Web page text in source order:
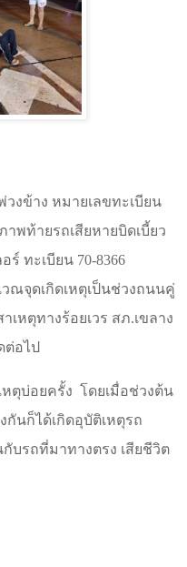
งข้าง หมายเลขทะเบียน
พท้ายรถเสียหายบิดเบี้ยว
ร์ ทะเบียน 70-8366
ณจุดเกิดเหตุเป็นช่วงถนนคู่
หตุทางร้อยเวร สภ.เขลาง
ต่อไป
ตุบ่อยครั้ง โดยเมื่อช่วงต้น
กันก็ได้เกิดอุบัติเหตุรถ
บรถที่มาทางตรง เสียชีวิต